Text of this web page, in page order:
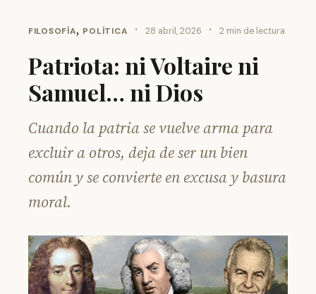
FILOSOFÍA, POLÍTICA · 28 abril, 2026 · 2 min de lectura
Patriota: ni Voltaire ni
Samuel… ni Dios
Cuando la patria se vuelve arma para
excluir a otros, deja de ser un bien
común y se convierte en excusa y basura
moral.